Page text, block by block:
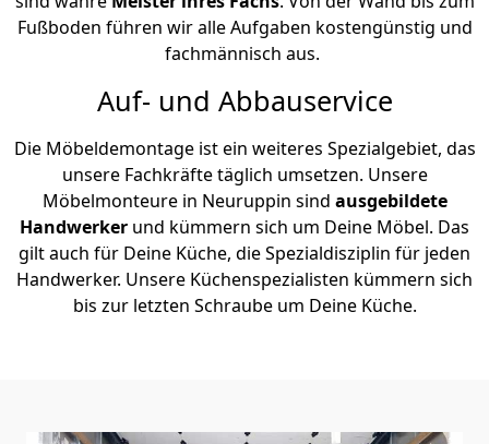
Fußboden führen wir alle Aufgaben kostengünstig und
fachmännisch aus.
Auf- und Abbauservice
Die Möbeldemontage ist ein weiteres Spezialgebiet, das
unsere Fachkräfte täglich umsetzen. Unsere
Möbelmonteure in Neuruppin sind ausgebildete
Handwerker und kümmern sich um Deine Möbel. Das
gilt auch für Deine Küche, die Spezialdisziplin für jeden
Handwerker. Unsere Küchenspezialisten kümmern sich
bis zur letzten Schraube um Deine Küche.